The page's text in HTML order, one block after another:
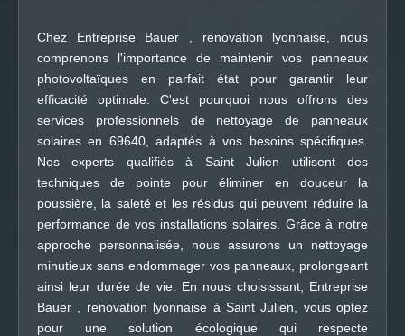
Chez Entreprise Bauer , renovation lyonnaise, nous
comprenons l'importance de maintenir vos panneaux
photovoltaïques en parfait état pour garantir leur
efficacité optimale. C'est pourquoi nous offrons des
services professionnels de nettoyage de panneaux
solaires en 69640, adaptés à vos besoins spécifiques.
Nos experts qualifiés à Saint Julien utilisent des
techniques de pointe pour éliminer en douceur la
poussière, la saleté et les résidus qui peuvent réduire la
performance de vos installations solaires. Grâce à notre
approche personnalisée, nous assurons un nettoyage
minutieux sans endommager vos panneaux, prolongeant
ainsi leur durée de vie. En nous choisissant, Entreprise
Bauer , renovation lyonnaise à Saint Julien, vous optez
pour une solution écologique qui respecte